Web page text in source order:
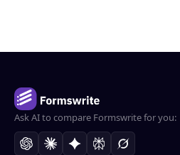
Ask AI to compare Formswrite for you: